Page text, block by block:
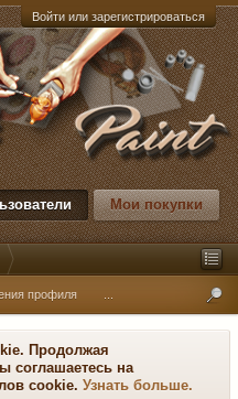
Войти или зарегистрироваться
Мои покупки
профиля
Продолжая
соглашаетесь на
cookie. Узнать больше.